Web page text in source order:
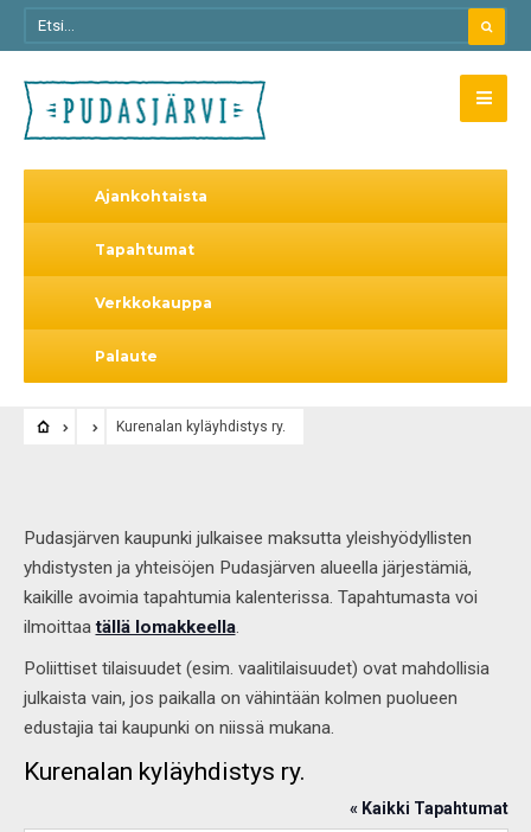
Ajankohtaista
Tapahtumat
Verkkokauppa
Palaute
Kurenalan kyläyhdistys ry.
Pudasjärven kaupunki julkaisee maksutta yleishyödyllisten
yhdistysten ja yhteisöjen Pudasjärven alueella järjestämiä,
kaikille avoimia tapahtumia kalenterissa. Tapahtumasta voi
ilmoittaatällä lomakkeella.
Poliittiset tilaisuudet (esim. vaalitilaisuudet) ovat mahdollisia
julkaista vain, jos paikalla on vähintään kolmen puolueen
edustajia tai kaupunki on niissä mukana.
Kurenalan kyläyhdistys ry.
« Kaikki Tapahtumat